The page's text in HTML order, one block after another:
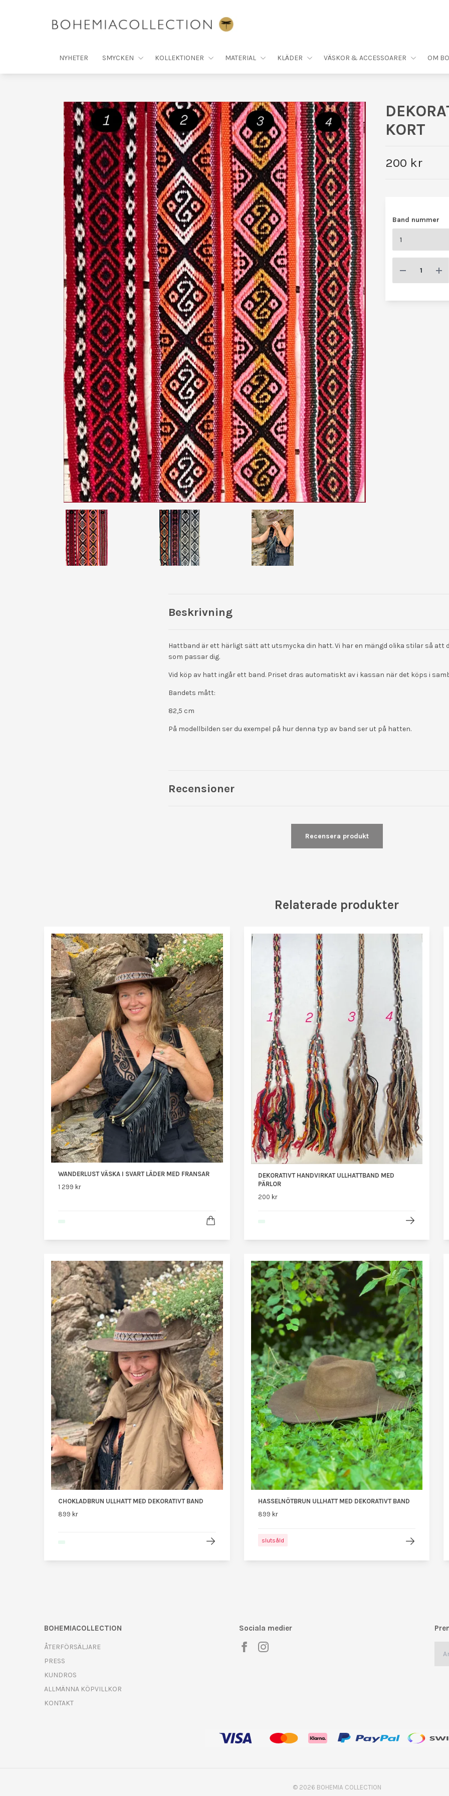
NYHETER SMYCKEN KOLLEKTIONER MATERIAL KLÄDER VÄSKOR & ACCESSOARER OM
KORT
200 kr
Band nummer
Beskrivning
Hattband är ett härligt sätt att utsmycka din hatt. Vi har en mängd olika stilar så att
som passar dig.
Vid köp av hatt ingår ett band. Priset dras automatiskt av i kassan när det köps i
Bandets mått:
82,5 cm
På modellbilden ser du exempel på hur denna typ av band ser ut på hatten.
Recensioner
Recensera produkt
Relaterade produkter
WANDERLUST VÄSKA I SVART LÄDER MED FRANSAR
1 299 kr
DEKORATIVT HANDVIRKAT ULLHATTBAND MED
PÄRLOR
200 kr
CHOKLADBRUN ULLHATT MED DEKORATIVT BAND
899 kr
HASSELNÖTBRUN ULLHATT MED DEKORATIVT BAND
899 kr
slutsåld
BOHEMIACOLLECTION
ÅTERFÖRSÄLJARE
PRESS
KUNDROS
ALLMÄNNA KÖPVILLKOR
KONTAKT
Sociala medier
© 2026 BOHEMIA COLLECTION